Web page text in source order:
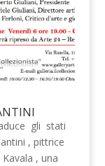
gli stati
, pittrice
, una